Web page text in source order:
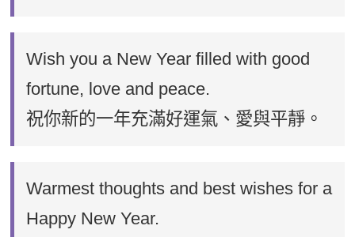
Wish you a New Year filled with good
fortune, love and peace.
祝你新的一年充滿好運氣、愛與平靜。
Warmest thoughts and best wishes for a
Happy New Year.